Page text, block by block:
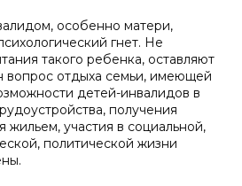
особенно матери,
гнет. Не
такого ребенка, оставляют
отдыха семьи, имеющей
детей-инвалидов в
получения
жильем, участия в социальной,
политической жизни